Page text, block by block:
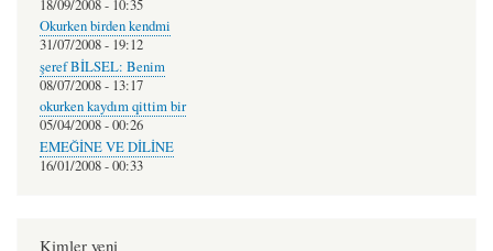
18/09/2008 - 10:35
Okurken birden kendmi
31/07/2008 - 19:12
şeref BİLSEL: Benim
08/07/2008 - 13:17
okurken kaydım qittim bir
05/04/2008 - 00:26
EMEĞİNE VE DİLİNE
16/01/2008 - 00:33
Kimler yeni